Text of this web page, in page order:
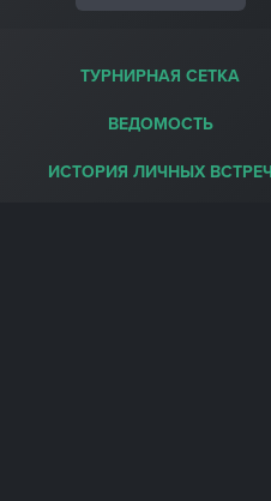
ТУРНИРНАЯ СЕТКА
ВЕДОМОСТЬ
ИСТОРИЯ ЛИЧНЫХ ВСТРЕЧ